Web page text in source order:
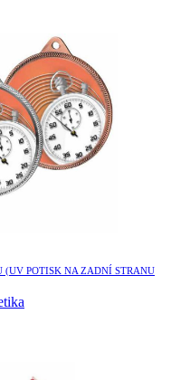
POTISK NA ZADNÍ STRANU